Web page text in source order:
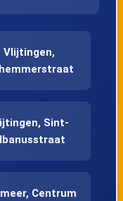
Vlijtingen,
Sint-
Centrum